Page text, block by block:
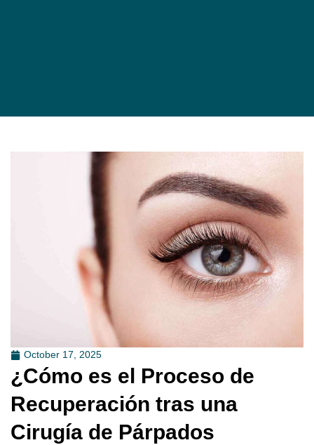
October 17, 2025
¿Cómo es el Proceso de
Recuperación tras una
Cirugía de Párpados